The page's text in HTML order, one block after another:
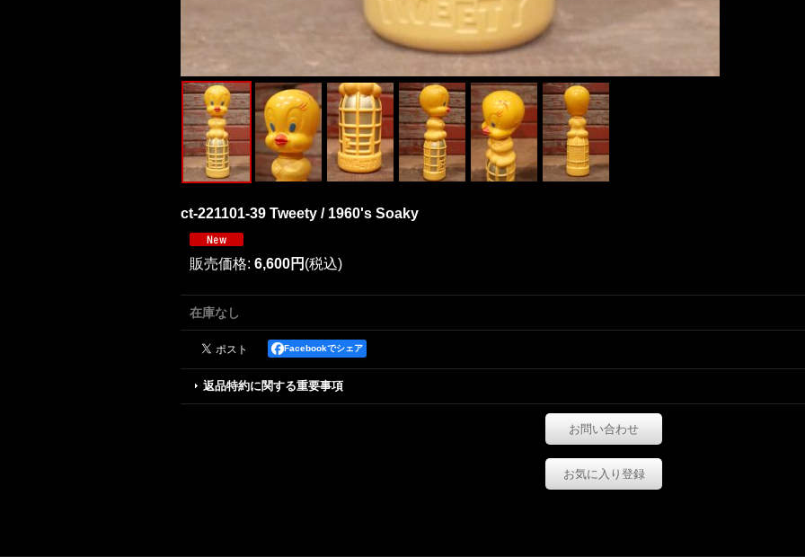
ct-221101-39 Tweety / 1960's Soaky
販売価格: 6,600円 (税込)
在庫なし
Facebookでシェア
返品特約に関する重要事項
お問い合わせ
お気に入り登録